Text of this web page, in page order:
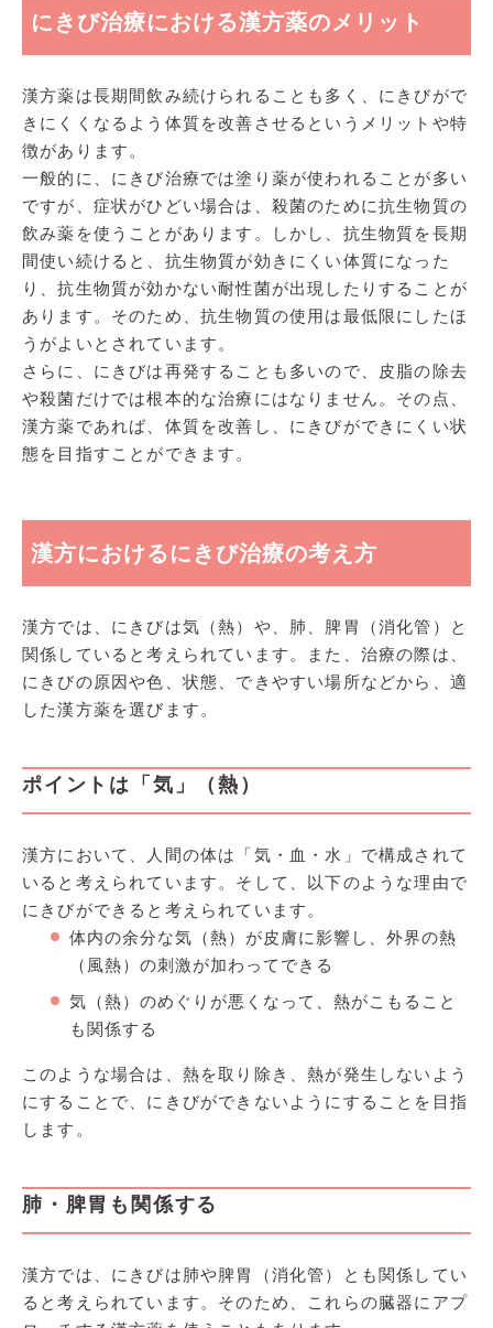
にきび治療における漢方薬のメリット
漢方薬は長期間飲み続けられることも多く、にきびがで
きにくくなるよう体質を改善させるというメリットや特
徴があります。
一般的に、にきび治療では塗り薬が使われることが多い
ですが、症状がひどい場合は、殺菌のために抗生物質の
飲み薬を使うことがあります。しかし、抗生物質を長期
間使い続けると、抗生物質が効きにくい体質になった
り、抗生物質が効かない耐性菌が出現したりすることが
あります。そのため、抗生物質の使用は最低限にしたほ
うがよいとされています。
さらに、にきびは再発することも多いので、皮脂の除去
や殺菌だけでは根本的な治療にはなりません。その点、
漢方薬であれば、体質を改善し、にきびができにくい状
態を目指すことができます。
漢方におけるにきび治療の考え方
漢方では、にきびは気（熱）や、肺、脾胃（消化管）と
関係していると考えられています。また、治療の際は、
にきびの原因や色、状態、できやすい場所などから、適
した漢方薬を選びます。
ポイントは「気」（熱）
漢方において、人間の体は「気・血・水」で構成されて
いると考えられています。そして、以下のような理由で
にきびができると考えられています。
体内の余分な気（熱）が皮膚に影響し、外界の熱
（風熱）の刺激が加わってできる
気（熱）のめぐりが悪くなって、熱がこもること
も関係する
このような場合は、熱を取り除き、熱が発生しないよう
にすることで、にきびができないようにすることを目指
します。
肺・脾胃も関係する
漢方では、にきびは肺や脾胃（消化管）とも関係してい
ると考えられています。そのため、これらの臓器にアプ